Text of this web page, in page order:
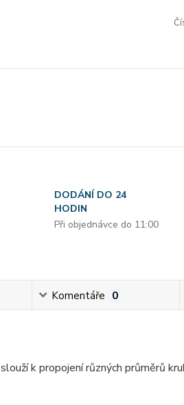
DODÁNÍ DO 24
HODIN
Při objednávce do 11:00
Komentáře 0
slouží k propojení různých průměrů